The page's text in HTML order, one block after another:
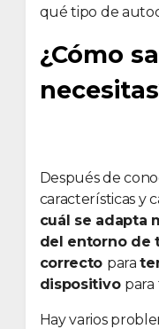
qué tipo de
¿Cómo
Después de
características y
cuál se adapta
del entorno de
correcto para
dispositivo para
Hay varios